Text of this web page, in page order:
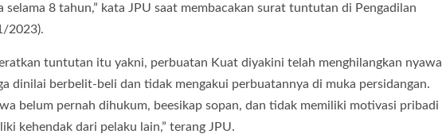
selama 8 tahun,” kata JPU saat membacakan surat tuntutan di Pengadilan
2023).
tuntutan itu yakni, perbuatan Kuat diyakini telah menghilangkan nyawa
dinilai berbelit-beli dan tidak mengakui perbuatannya di muka persidangan.
belum pernah dihukum, beesikap sopan, dan tidak memiliki motivasi pribadi
kehendak dari pelaku lain,” terang JPU.